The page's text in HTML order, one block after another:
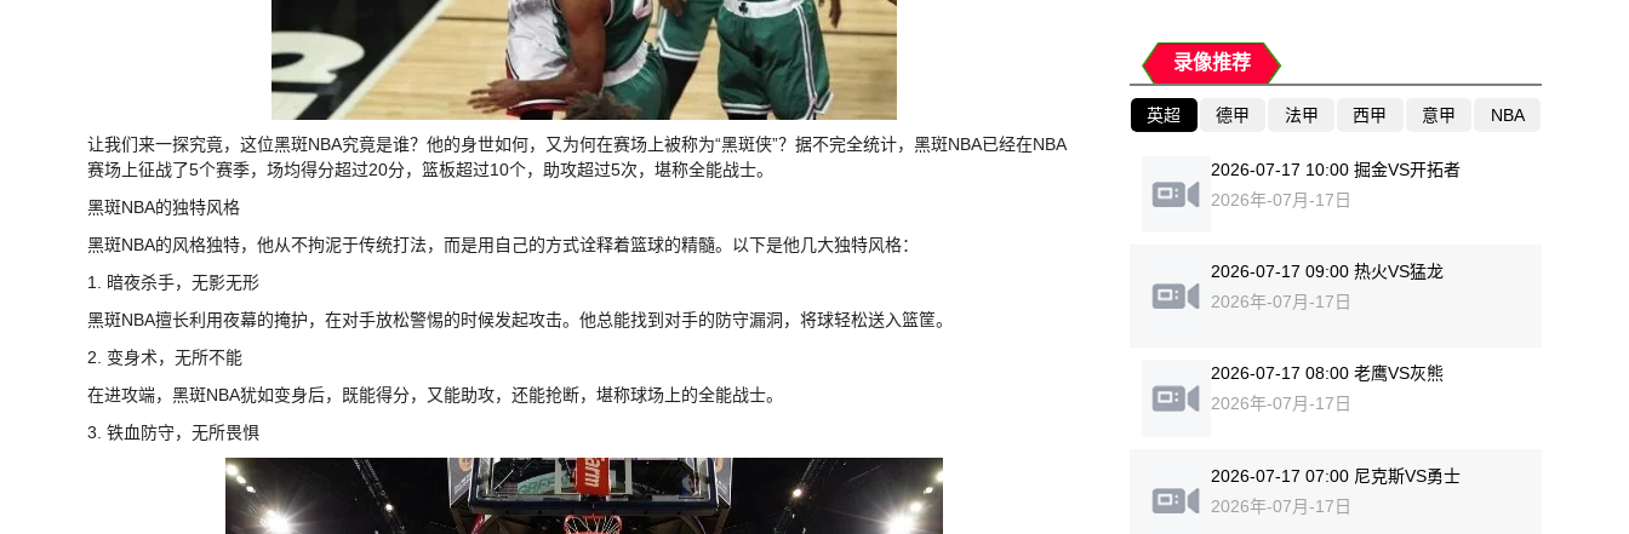
让我们来一探究竟，这位黑斑NBA究竟是谁？他的身世如何，又为何在赛场上被称为“黑斑侠”？据不完全统计，黑斑NBA已经在NBA
赛场上征战了5个赛季，场均得分超过20分，篮板超过10个，助攻超过5次，堪称全能战士。
黑斑NBA的独特风格
黑斑NBA的风格独特，他从不拘泥于传统打法，而是用自己的方式诠释着篮球的精髓。以下是他几大独特风格：
1. 暗夜杀手，无影无形
黑斑NBA擅长利用夜幕的掩护，在对手放松警惕的时候发起攻击。他总能找到对手的防守漏洞，将球轻松送入篮筐。
2. 变身术，无所不能
在进攻端，黑斑NBA犹如变身后，既能得分，又能助攻，还能抢断，堪称球场上的全能战士。
3. 铁血防守，无所畏惧
录像推荐
英超 德甲 法甲 西甲 意甲 NBA
2026-07-17 10:00 掘金VS开拓者
2026年-07月-17日
2026-07-17 09:00 热火VS猛龙
2026年-07月-17日
2026-07-17 08:00 老鹰VS灰熊
2026年-07月-17日
2026-07-17 07:00 尼克斯VS勇士
2026年-07月-17日